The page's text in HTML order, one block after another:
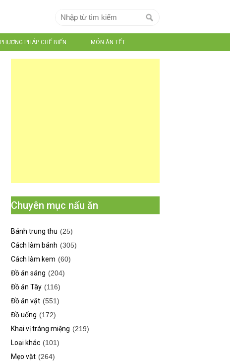
PHƯƠNG PHÁP CHẾ BIẾN MÓN ĂN TẾT
Chuyên mục nấu ăn
Bánh trung thu (25)
Cách làm bánh (305)
Cách làm kem (60)
Đồ ăn sáng (204)
Đồ ăn Tây (116)
Đồ ăn vặt (551)
Đồ uống (172)
Khai vị tráng miệng (219)
Loại khác (101)
Mẹo vặt (264)